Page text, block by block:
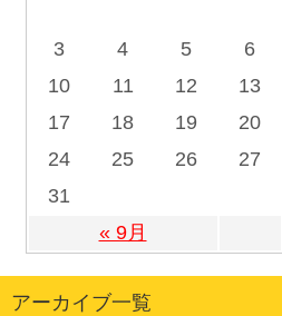
« 9月
3
4 5 6
10
11 12 13
17
18 19 20
24
25 26 27
31
アーカイブ一覧